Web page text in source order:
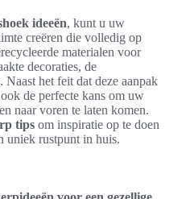
ideeën, kunt u uw
creëren die volledig op
materialen voor
decoraties, de
het feit dat deze aanpak
de perfecte kans om uw
naar voren te laten komen.
tips om inspiratie op te doen
uniek rustpunt in huis.